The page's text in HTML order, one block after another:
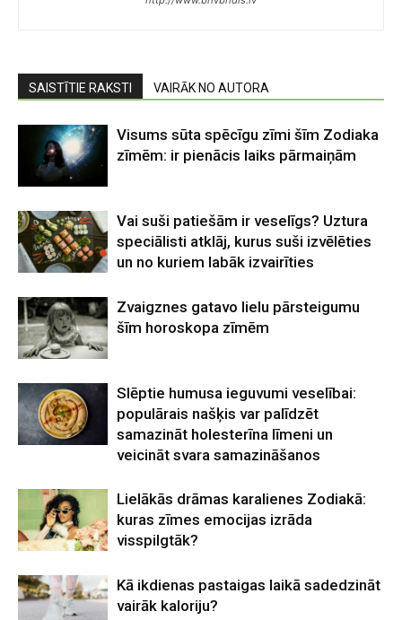
SAISTĪTIE RAKSTI VAIRĀK NO AUTORA
Visums sūta spēcīgu zīmi šīm Zodiaka
zīmēm: ir pienācis laiks pārmaiņām
Vai suši patiešām ir veselīgs? Uztura
speciālisti atklāj, kurus suši izvēlēties
un no kuriem labāk izvairīties
Zvaigznes gatavo lielu pārsteigumu
šīm horoskopa zīmēm
Slēptie humusa ieguvumi veselībai:
populārais našķis var palīdzēt
samazināt holesterīna līmeni un
veicināt svara samazināšanos
Lielākās drāmas karalienes Zodiakā:
kuras zīmes emocijas izrāda
visspilgtāk?
Kā ikdienas pastaigas laikā sadedzināt
vairāk kaloriju?